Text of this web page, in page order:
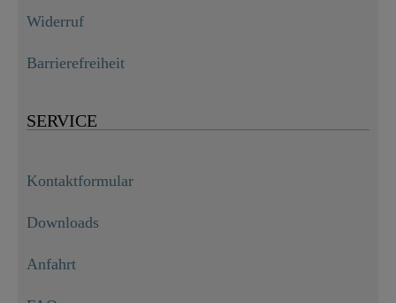
Widerruf
Barrierefreiheit
SERVICE
Kontaktformular
Downloads
Anfahrt